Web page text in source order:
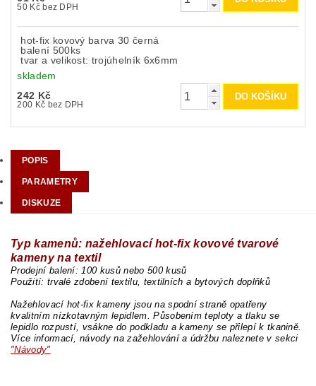
50 Kč bez DPH
hot-fix kovový barva 30 černá
balení 500ks
tvar a velikost: trojúhelník 6x6mm
skladem
242 Kč
200 Kč bez DPH
POPIS
PARAMETRY
DISKUZE
Typ kamenů: nažehlovací hot-fix kovové tvarové
kameny na textil
Prodejní balení: 100 kusů nebo 500 kusů
Použití: trvalé zdobení textilu, textilních a bytových doplňků
Nažehlovací hot-fix kameny jsou na spodní straně opatřeny
kvalitním nízkotavným lepidlem. Působením teploty a tlaku se
lepidlo rozpustí, vsákne do podkladu a kameny se přilepí k tkanině.
Více informací, návody na zažehlování a údržbu naleznete v sekci
"Návody"